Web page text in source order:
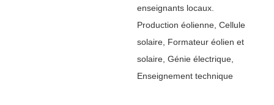
enseignants locaux.
Production éolienne, Cellule
solaire, Formateur éolien et
solaire, Génie électrique,
Enseignement technique